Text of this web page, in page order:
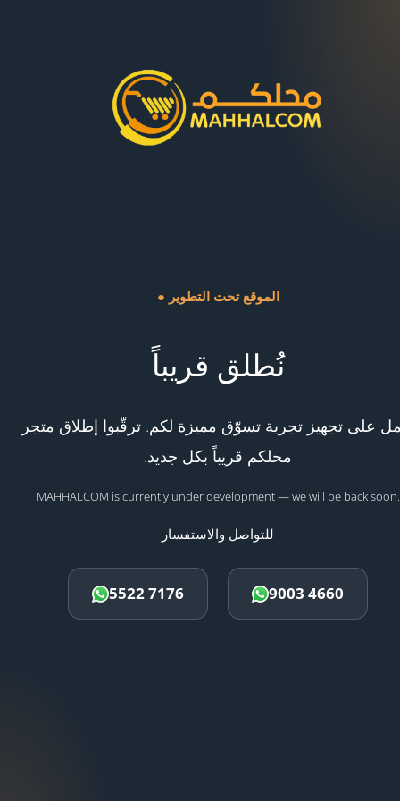
● الموقع تحت التطوير
نُطلق قريباً
على تجهيز تجربة تسوّق مميزة لكم. ترقّبوا إطلاق متجر
محلكم قريباً بكل جديد.
MAHHALCOM is currently under development — we will be back soon.
للتواصل والاستفسار
5522 7176 9003 4660